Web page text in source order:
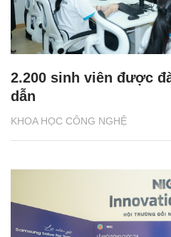
KHOA HỌC CÔNG NGHỆ
2.200 sinh viên được
dẫn